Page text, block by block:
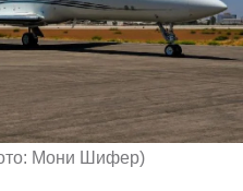
Мони Шифер)